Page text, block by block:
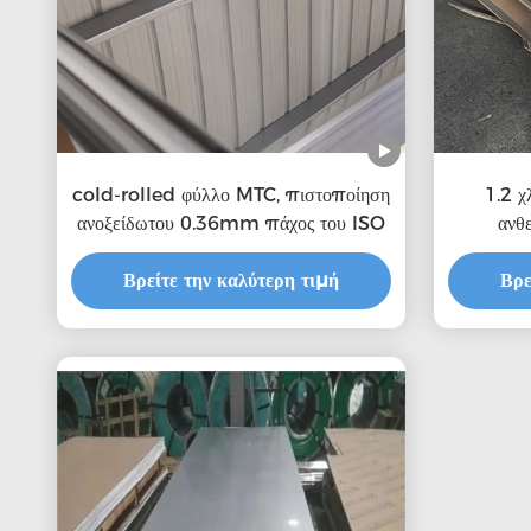
cold-rolled φύλλο MTC, πιστοποίηση
ανοξείδωτου 0.36mm πάχος του ISO
Βρείτε την καλύτερη τιμή
1.2